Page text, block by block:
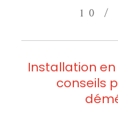
10 /
Installation
conseils